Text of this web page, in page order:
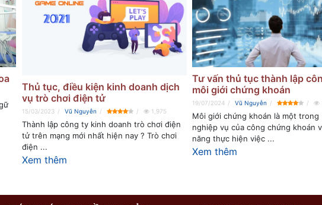
Thủ tục, điều kiện kinh doanh dịch
vụ trò chơi điện tử
15/03/2023 Vũ Nguyễn 1,975
Thành lập công ty kinh doanh trò chơi điện
tử trên mạng mới nhất hiện nay ? Trò chơi
điện ...
Xem thêm
Tư vấn thủ tục thành lập
môi giới chứng khoán
19/07/2024 Vũ Nguyễn
Môi giới chứng khoán là một trong
nghiệp vụ của công chứng khoán
năng thực hiện việc ...
Xem thêm